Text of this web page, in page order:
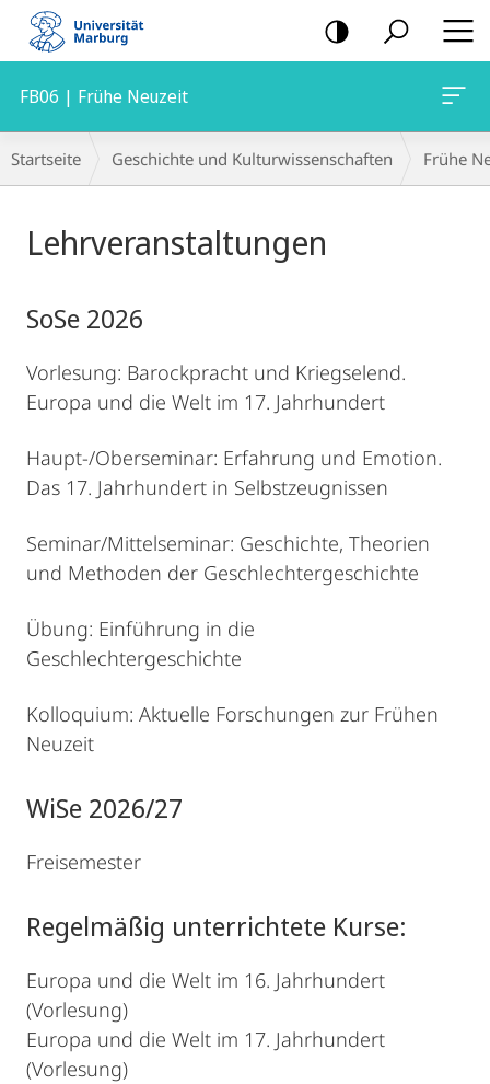
Mobile-
Navigation
FB06 | Frühe Neuzeit
Breadcrumb-
Navigation
Startseite Geschichte und Kulturwissenschaften Frühe
Lehrveranstaltungen
SoSe 2026
Vorlesung: Barockpracht und Kriegselend.
Europa und die Welt im 17. Jahrhundert
Haupt-/Oberseminar: Erfahrung und Emotion.
Das 17. Jahrhundert in Selbstzeugnissen
Seminar/Mittelseminar: Geschichte, Theorien
und Methoden der Geschlechtergeschichte
Übung: Einführung in die
Geschlechtergeschichte
Kolloquium: Aktuelle Forschungen zur Frühen
Neuzeit
WiSe 2026/27
Freisemester
Regelmäßig unterrichtete Kurse:
Europa und die Welt im 16. Jahrhundert
(Vorlesung)
Europa und die Welt im 17. Jahrhundert
(Vorlesung)